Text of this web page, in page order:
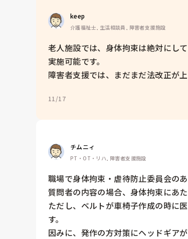
keep
介護福祉士, 生活相談員, 障害者支援施設
老人施設では、身体拘束は絶対にし
実施可能です。
障害者支援では、まだまだ法改正が
11/17
チムニィ
PT・OT・リハ, 障害者支援施設
職場で身体拘束・虐待防止委員会の
質問者の内容の場合、身体拘束にあた
ただし、ベルトが車椅子作成の時に
す。
因みに、発作の方対策にヘッドギア